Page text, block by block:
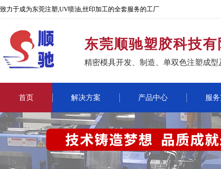
致力于成为东莞注塑,UV喷油,丝印加工的全套服务的工厂
东莞顺驰塑胶科技
精密模具开发、制造、单双色注塑成
首页 解决方案 产品中心 服